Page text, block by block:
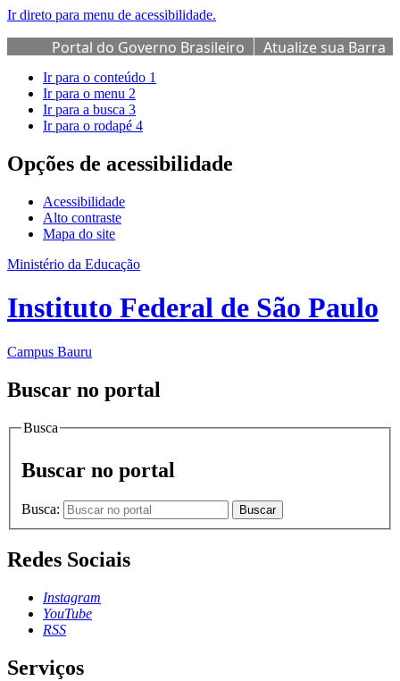
Ir direto para menu de acessibilidade.
Portal do Governo Brasileiro
Atualize sua Barra
de Governo
Ir para o conteúdo 1
Ir para o menu 2
Ir para a busca 3
Ir para o rodapé 4
Opções de acessibilidade
Acessibilidade
Alto contraste
Mapa do site
Ministério da Educação
Instituto Federal de São Paulo
Campus Bauru
Buscar no portal
Busca
Buscar no portal
Busca: Buscar
Redes Sociais
Instagram
YouTube
RSS
Serviços